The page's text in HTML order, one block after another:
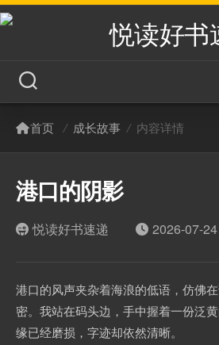
首页 / 成长故事 / 内容详情
港口的阴影
热门文章
悦读好书速递 2026-07-24
港口的风声夹杂着海浪的低语，仿佛
密。我站在码头边，手中握着一份泛
缘已经磨损，字迹却依然清晰。